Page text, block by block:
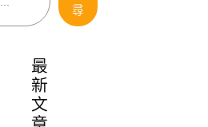
尋
最
新
文
章